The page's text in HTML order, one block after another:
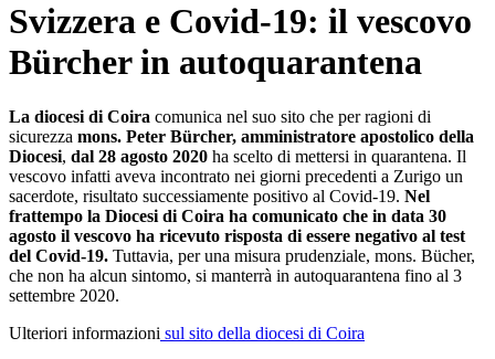
Svizzera e Covid-19: il vescovo
Bürcher in autoquarantena
La diocesi di Coira comunica nel suo sito che per ragioni di
sicurezza mons. Peter Bürcher, amministratore apostolico della
Diocesi, dal 28 agosto 2020 ha scelto di mettersi in quarantena. Il
vescovo infatti aveva incontrato nei giorni precedenti a Zurigo un
sacerdote, risultato successiamente positivo al Covid-19. Nel
frattempo la Diocesi di Coira ha comunicato che in data 30
agosto il vescovo ha ricevuto risposta di essere negativo al test
del Covid-19. Tuttavia, per una misura prudenziale, mons. Bücher,
che non ha alcun sintomo, si manterrà in autoquarantena fino al 3
settembre 2020.
Ulteriori informazioni sul sito della diocesi di Coira